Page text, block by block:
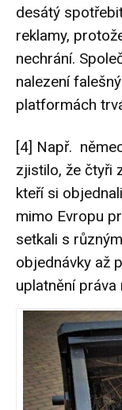
desátý
reklamy,
nechrání.
nalezení
platformách
[4] Např.
zjistilo, že čtyři
kteří si
mimo Evropu
setkali s
objednávky až
uplatnění